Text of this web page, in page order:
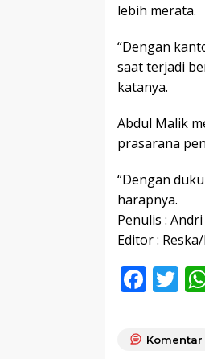
lebih merata.
“Dengan
saat terjadi
katanya.
Abdul Malik
prasarana
“Dengan
harapnya.
Penulis : Andri
Editor :
F
e
T
itt
Komentar